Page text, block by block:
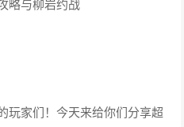
略与柳岩约战
家们！今天来给你们分享超